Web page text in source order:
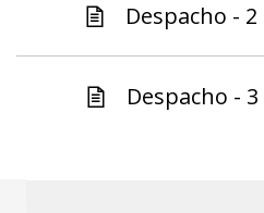
Despacho - 2
Despacho - 3